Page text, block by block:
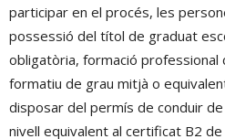
participar en el procés, les
possessió del títol de graduat
obligatòria, formació professional
formatiu de grau mitjà o
disposar del permís de conduir de
nivell equivalent al certificat B2 de